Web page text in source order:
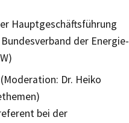
Hauptgeschäftsführung
der Energie-
Dr. Heiko
bei der